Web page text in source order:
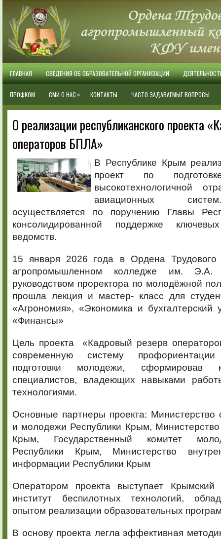
ГЛАВНАЯ СВЕДЕНИЯ ОБ ОБРАЗОВАТЕЛЬНОЙ ОРГАНИЗАЦИИ
ПРОФКОМ СМИ О НАС » КОНТАКТЫ ЧАСТО ЗАДАВАЕМЫЕ ВОПРОСЫ
О реализации республиканского проекта
операторов БПЛА»
В Республике Крым
проект по
высокотехнологичной
авиационных
осуществляется по поручению Главы
консолидированной поддержке
ведомств.
15 января 2026 года в Ордена Трудового
агропромышленном колледже им. Э.А.
руководством проректора по молодёжной
прошла лекция и мастер- класс для
«Агрономия», «Экономика и бухгалтерский
«Финансы»
Цель проекта «Кадровый резерв
современную систему
подготовки молодежи, сформировав
специалистов, владеющих навыками
технологиями.
Основные партнеры проекта: Министерство
и молодежи Республики Крым, Министерство
Крым, Государственный комитет
Республики Крым, Министерство
информации Республики Крым
Оператором проекта выступает Крымский
институт беспилотных технологий,
опытом реализации образовательных
В основу проекта легла эффективная